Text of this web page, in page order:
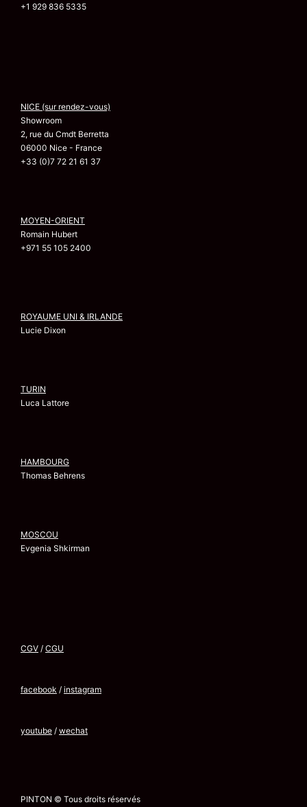
+1 929 836 5335
NICE (sur rendez-vous)
Showroom
2, rue du Cmdt Berretta
06000 Nice - France
+33 (0)7 72 21 61 37
MOYEN-ORIENT
Romain Hubert
+971 55 105 2400
ROYAUME UNI & IRLANDE
Lucie Dixon
TURIN
Luca Lattore
HAMBOURG
Thomas Behrens
MOSCOU
Evgenia Shkirman
CGV / CGU
facebook / instagram
youtube / wechat
PINTON © Tous droits réservés